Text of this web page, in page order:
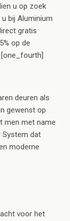
u op zoek
bij Aluminium
gratis
op de
deuren als
gewenst op
men met name
System dat
moderne
voor het